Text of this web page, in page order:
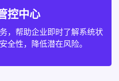
控中心
，帮助企业即时了解系统状
全性，降低潜在风险。